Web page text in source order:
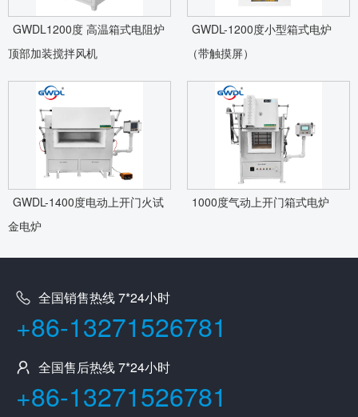
GWDL1200度 高温箱式电阻炉
顶部加装搅拌风机
GWDL-1200度小型箱式电炉
（带触摸屏）
GWDL-1400度电动上开门火试
金电炉
1000度气动上开门箱式电炉
全国销售热线 7*24小时
+86-13271526781
全国售后热线 7*24小时
+86-13271526781